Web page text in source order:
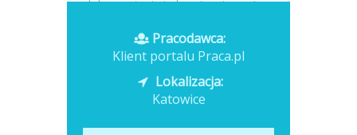
dokumentacją i obowiązującymi...
Opublikowano: dzisiajPracodawca:
Klient portalu Praca.pl
Lokalizacja:
Katowice